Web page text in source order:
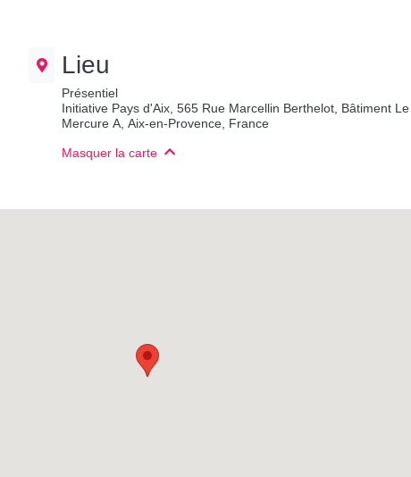
Lieu
Présentiel
Initiative Pays d'Aix, 565 Rue Marcellin Berthelot, Bâtiment Le
Mercure A, Aix-en-Provence, France
Masquer la carte